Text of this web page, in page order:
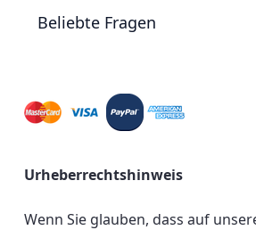
Beliebte Fragen
Urheberrechtshinweis
Wenn Sie glauben, dass auf